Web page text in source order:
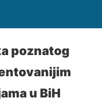
poznatog
u BiH